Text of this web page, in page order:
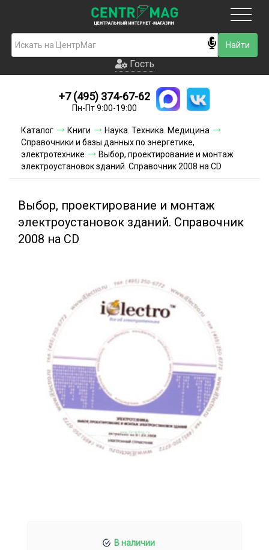
Гость
Новинки
Условия доставки
Условия оплаты
Акции и скидки
Гость
+7 (495) 374-67-62
Пн-Пт 9:00-19:00
Каталог Книги
Наука. Техника. Медицина
Справочники и базы данных по энергетике,
электротехнике
Выбор, проектирование и монтаж
электроустановок зданий. Справочник 2008 на CD
Выбор, проектирование и монтаж
электроустановок зданий. Справочник
2008 на CD
В наличии